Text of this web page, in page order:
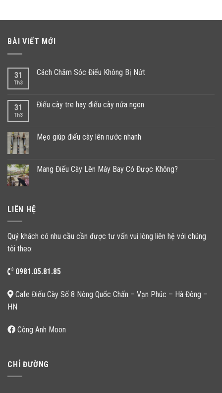
BÀI VIẾT MỚI
31
Th3
Cách Chăm Sóc Điếu Không Bị Nứt
31
Th3
Điếu cày tre hay điếu cày nứa ngon
Mẹo giúp điếu cày lên nước nhanh
Mang Điếu Cày Lên Máy Bay Có Được Không?
LIÊN HỆ
Quý khách có nhu cầu cần được tư vấn vui lòng liên hệ với chúng
tôi theo:
0981.05.81.85
Cafe Điếu Cày Số 8 Nông Quốc Chấn – Vạn Phúc – Hà Đông –
HN
Công Anh Moon
CHỈ ĐƯỜNG